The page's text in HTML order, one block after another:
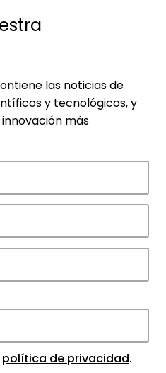
las noticias de
y tecnológicos, y
más
política de privacidad.